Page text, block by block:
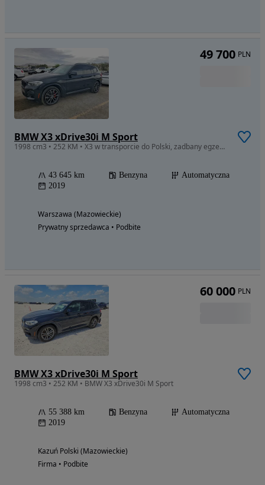
BMW X3 xDrive30i M Sport
1998 cm3 • 252 KM • X3 w transporcie do Polski, zadbany egzemplarz | Tańszy Import
43 645 km Benzyna
Automatyczna
2019
Warszawa (Mazowieckie)
Prywatny sprzedawca • Podbite
49 700 PLN
BMW X3 xDrive30i M Sport
1998 cm3 • 252 KM • BMW X3 xDrive30i M Sport
55 388 km Benzyna
Automatyczna
2019
Kazuń Polski (Mazowieckie)
Firma • Podbite
60 000 PLN